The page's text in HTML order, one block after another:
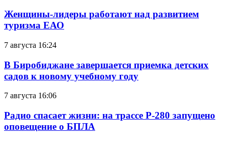
Женщины-лидеры работают над развитием
туризма ЕАО
7 августа 16:24
В Биробиджане завершается приемка детских
садов к новому учебному году
7 августа 16:06
Радио спасает жизни: на трассе Р-280 запущено
оповещение о БПЛА